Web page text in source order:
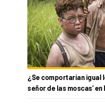
¿Se comportarían igual
señor de las moscas’